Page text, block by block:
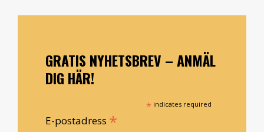
GRATIS NYHETSBREV – ANMÄL
DIG HÄR!
* indicates required
E-postadress *